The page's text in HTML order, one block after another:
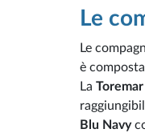
Le
Le
è
La Toremar
Blu Navy